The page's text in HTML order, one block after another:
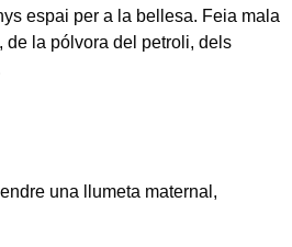
espai per a la bellesa. Feia mala
de la pólvora del petroli, dels
una llumeta maternal,